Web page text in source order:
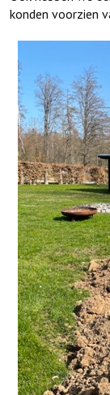
konden voorzien